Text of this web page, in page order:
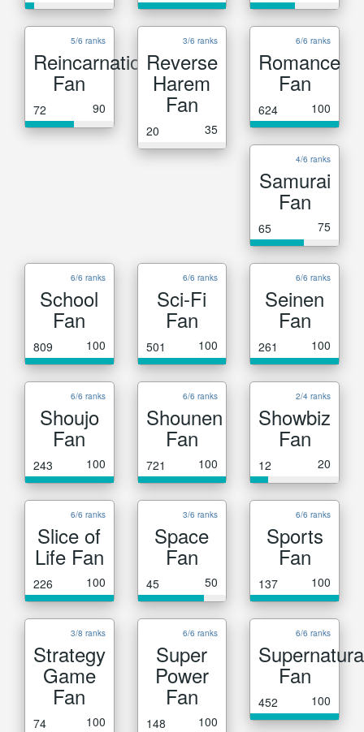
5/6 ranks
Reincarnation
Fan
72 90
3/6 ranks
Reverse
Harem
Fan
20 35
6/6 ranks
Romance
Fan
624 100
4/6 ranks
Samurai
Fan
65 75
6/6 ranks
School
Fan
809 100
6/6 ranks
Sci-Fi
Fan
501 100
6/6 ranks
Seinen
Fan
261 100
6/6 ranks
Shoujo
Fan
243 100
6/6 ranks
Shounen
Fan
721 100
2/4 ranks
Showbiz
Fan
12 20
6/6 ranks
Slice of
Life Fan
226 100
3/6 ranks
Space
Fan
45 50
6/6 ranks
Sports
Fan
137 100
3/8 ranks
Strategy
Game
Fan
74 100
6/6 ranks
Super
Power
Fan
148 100
6/6 ranks
Fan
452 100